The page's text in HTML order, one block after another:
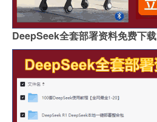
DeepSeek全套部署资料免费下载